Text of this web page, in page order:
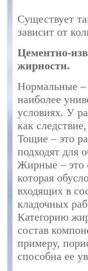
Существует
зависит от
Цементно-
жирности.
Нормальные –
наиболее
условиях. У
как
Тощие – это
подходят для
Жирные – это
которая
входящих в
кладочных
Категорию
состав
примеру,
способна ее